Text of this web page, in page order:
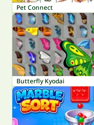
Pet Connect
Butterfly Kyodai